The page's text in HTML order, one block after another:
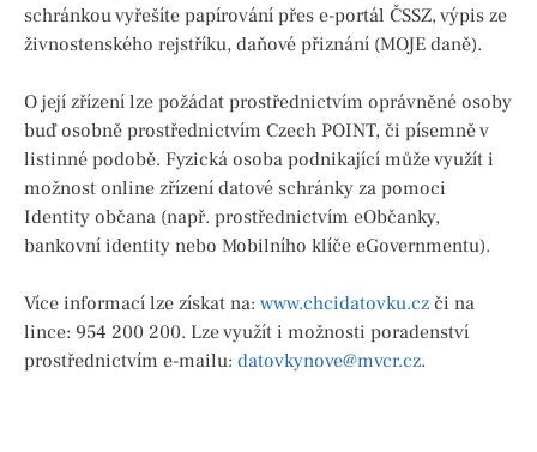
schránkou vyřešíte papírování přes e-portál ČSSZ, výpis ze
živnostenského rejstříku, daňové přiznání (MOJE daně).
O její zřízení lze požádat prostřednictvím oprávněné osoby
buď osobně prostřednictvím Czech POINT, či písemně v
listinné podobě. Fyzická osoba podnikající může využít i
možnost online zřízení datové schránky za pomoci
Identity občana (např. prostřednictvím eObčanky,
bankovní identity nebo Mobilního klíče eGovernmentu).
Více informací lze získat na: www.chcidatovku.cz či na
lince: 954 200 200. Lze využít i možnosti poradenství
prostřednictvím e-mailu: datovkynove@mvcr.cz.